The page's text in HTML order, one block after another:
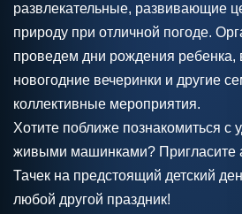
развлекательные, развивающие
природу при отличной погоде.
проведем дни рождения
новогодние вечеринки и другие
коллективные мероприятия.
Хотите поближе познакомиться с
живыми машинками? Пригласите
Тачек на предстоящий детский
любой другой праздник!